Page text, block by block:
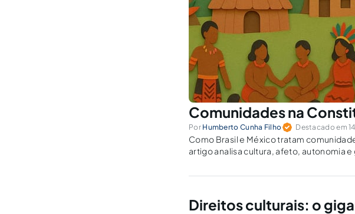
Comunidades na
Por Humberto Cunha Filho Destacado em
Como Brasil e México tratam
artigo analisa cultura, afeto, autonomia e
Direitos culturais: o